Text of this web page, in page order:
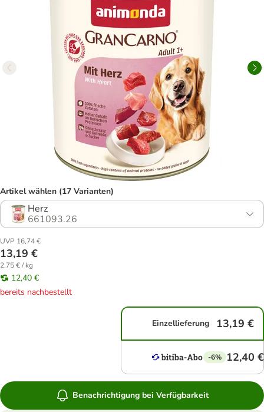
Artikel wählen (17 Varianten)
Herz
661093.26
UVP 16,74 €
13,19 €
2,75 € / kg
12,40 €
bereits nachbestellt
Einzellieferung 13,19 €
-6% 12,40 €
Benachrichtigung bei Verfügbarkeit